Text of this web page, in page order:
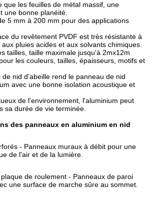
que les feuilles de métal massif, une
une bonne planéité.
5 mm à 200 mm pour des applications
du revêtement PVDF est très résistante à
pluies acides et aux solvants chimiques.
tailles, taille maximale jusqu'à 2mx12m
les couleurs, tailles, épaisseurs, motifs et
nid d'abeille rend le panneau de nid
avec une bonne isolation acoustique et
de l'environnement, l'aluminium peut
sa durée de vie terminée.
des panneaux en aluminium en nid
- Panneaux muraux à débit pour une
de l'air et de la lumière.
de roulement - Panneaux de paroi
une surface de marche sûre au sommet.